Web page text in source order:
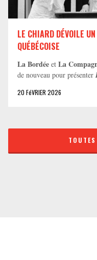
LE CHIARD DÉVOILE
QUÉBÉCOISE
La Bordée et La
de nouveau pour présenter
20 FéVRIER 2026
TOUTES